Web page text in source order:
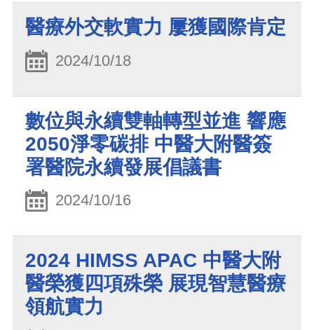
醫療外交軟實力 屢獲國際肯定
2024/10/18
數位與永續雙軸轉型並進 響應
2050淨零碳排 中醫大附醫簽
署醫院永續發展倡議書
2024/10/16
2024 HIMSS APAC 中醫大附
醫榮獲四項殊榮 展現智慧醫療
領航實力